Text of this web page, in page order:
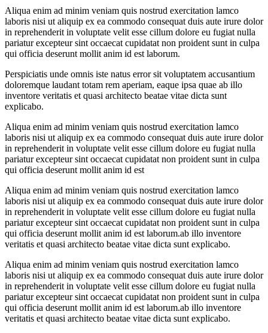
Aliqua enim ad minim veniam quis nostrud exercitation lamco
laboris nisi ut aliquip ex ea commodo consequat duis aute irure dolor
in reprehenderit in voluptate velit esse cillum dolore eu fugiat nulla
pariatur excepteur sint occaecat cupidatat non proident sunt in culpa
qui officia deserunt mollit anim id est laborum.
Perspiciatis unde omnis iste natus error sit voluptatem accusantium
doloremque laudant totam rem aperiam, eaque ipsa quae ab illo
inventore veritatis et quasi architecto beatae vitae dicta sunt
explicabo.
Aliqua enim ad minim veniam quis nostrud exercitation lamco
laboris nisi ut aliquip ex ea commodo consequat duis aute irure dolor
in reprehenderit in voluptate velit esse cillum dolore eu fugiat nulla
pariatur excepteur sint occaecat cupidatat non proident sunt in culpa
qui officia deserunt mollit anim id est
Aliqua enim ad minim veniam quis nostrud exercitation lamco
laboris nisi ut aliquip ex ea commodo consequat duis aute irure dolor
in reprehenderit in voluptate velit esse cillum dolore eu fugiat nulla
pariatur excepteur sint occaecat cupidatat non proident sunt in culpa
qui officia deserunt mollit anim id est laborum.ab illo inventore
veritatis et quasi architecto beatae vitae dicta sunt explicabo.
Aliqua enim ad minim veniam quis nostrud exercitation lamco
laboris nisi ut aliquip ex ea commodo consequat duis aute irure dolor
in reprehenderit in voluptate velit esse cillum dolore eu fugiat nulla
pariatur excepteur sint occaecat cupidatat non proident sunt in culpa
qui officia deserunt mollit anim id est laborum.ab illo inventore
veritatis et quasi architecto beatae vitae dicta sunt explicabo.